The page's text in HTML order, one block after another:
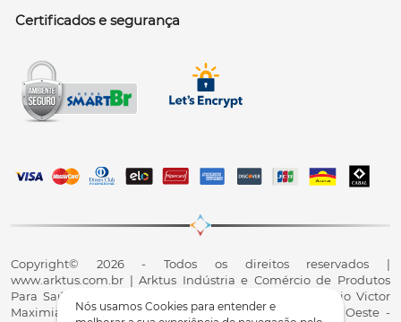
Nós usamos Cookies para entender e
Certificados e segurança
Copyright© 2026 - Todos os direitos reservados |
www.arktus.com.br | Arktus Indústria e Comércio de Produtos
Para Saúde Ltda | CNPJ: 01.417.367/0001-78 | R. Antônio Victor
Maximiano, 107, Parque Industrial II, Santa Tereza do Oeste -